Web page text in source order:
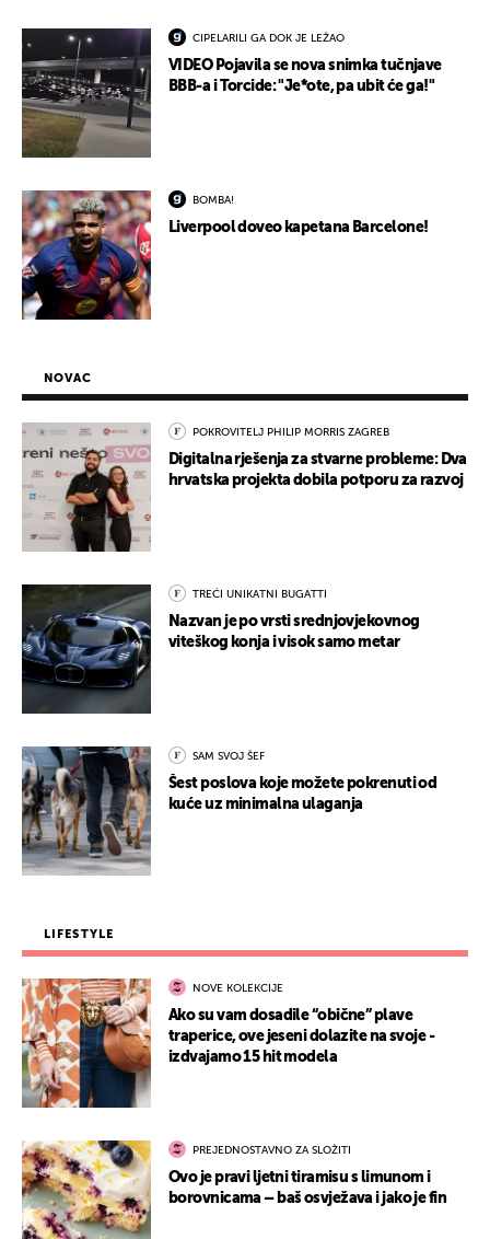
CIPELARILI GA DOK JE LEŽAO
VIDEO Pojavila se nova snimka tučnjave
BBB-a i Torcide: "Je*ote, pa ubit će ga!"
BOMBA!
Liverpool doveo kapetana Barcelone!
NOVAC
POKROVITELJ PHILIP MORRIS ZAGREB
Digitalna rješenja za stvarne probleme: Dva
hrvatska projekta dobila potporu za razvoj
TREĆI UNIKATNI BUGATTI
Nazvan je po vrsti srednjovjekovnog
viteškog konja i visok samo metar
SAM SVOJ ŠEF
Šest poslova koje možete pokrenuti od
kuće uz minimalna ulaganja
LIFESTYLE
NOVE KOLEKCIJE
Ako su vam dosadile “obične” plave
traperice, ove jeseni dolazite na svoje -
izdvajamo 15 hit modela
PREJEDNOSTAVNO ZA SLOŽITI
Ovo je pravi ljetni tiramisu s limunom i
borovnicama – baš osvježava i jako je fin